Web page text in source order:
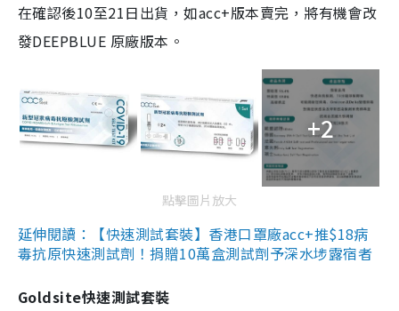
在確認後10至21日出貨，如acc+版本賣完，將有機會改
發DEEPBLUE 原廠版本。
+2
點擊圖片放大
延伸閱讀：【快速測試套裝】香港口罩廠acc+推$18病
毒抗原快速測試劑！捐贈10萬盒測試劑予深水埗露宿者
Goldsite快速測試套裝